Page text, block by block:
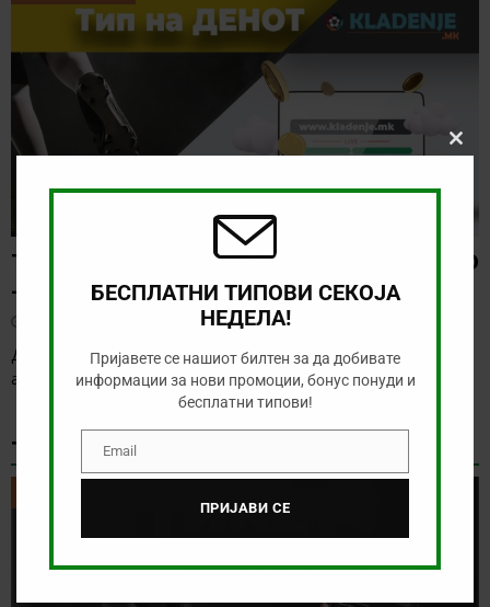
ТИП НА ДЕНОТ (08.08.2026, 21:00) ГРЕМИО
– САО ПАОЛО
Денес нема голема понуда за обложување, а ние ќе го
анализираме дуелот од бразилското првенство[…]
ТИКЕТ НА ДЕНОТ
Close
БЕСПЛАТНИ ТИПОВИ СЕКОЈА
НЕДЕЛА!
Пријавете се нашиот билтен за да добивате
информации за нови промоции, бонус понуди и
бесплатни типови!
EmailEmail
ПРИЈАВИ СЕ